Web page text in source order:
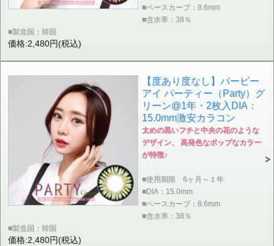
■ベースカーブ：8.6mm
■含水率：38％
■製造国：韓国
価格:2,480円(税込)
【度あり度なし】バービー
アイ パーティー（Party）グ
リーン@1年・2枚入DIA：
15.0mm激安カラコン
太めの黒いフチと中央の花のような
デザイン、 高発色なポップなカラー
が特徴♪
■使用期限 6ヶ月～１年
■DIA：15.0mm
■ベースカーブ：8.6mm
■含水率：38％
■製造国：韓国
価格:2,480円(税込)